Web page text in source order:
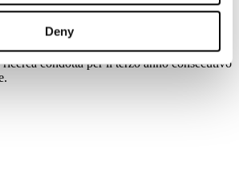
Deny
si prepara a diventare un vero e proprio
secondo quanto emerge all’interno di
condotta per il terzo anno consecutivo